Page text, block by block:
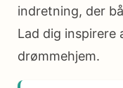
indretning, der
Lad dig inspirere
drømmehjem.